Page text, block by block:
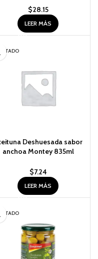
$28.15
LEER MÁS
Deshuesada sabor
anchoa Montey 835ml
$7.24
LEER MÁS